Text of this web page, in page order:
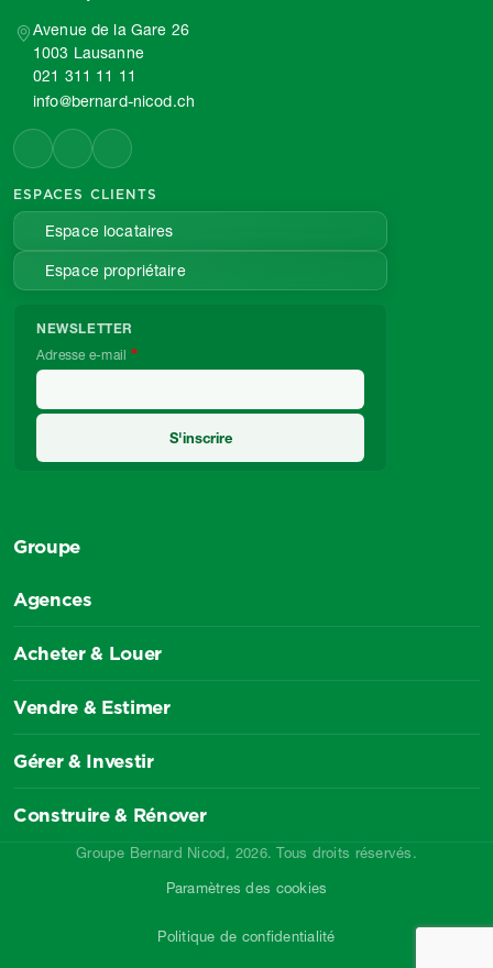
Avenue de la Gare 26
1003 Lausanne
021 311 11 11
info@bernard-nicod.ch
ESPACES CLIENTS
Espace locataires
Espace propriétaire
NEWSLETTER
Adresse e-mail
Groupe
Agences
Acheter & Louer
Vendre & Estimer
Gérer & Investir
Construire & Rénover
Groupe Bernard Nicod, 2026. Tous droits réservés.
Paramètres des cookies
Politique de confidentialité